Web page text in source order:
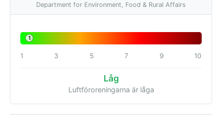
Department for Environment, Food & Rural Affairs
1
1 3 5 7 9 10
Låg
Luftföroreningarna är låga